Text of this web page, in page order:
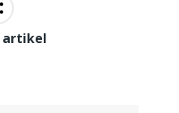
artikel